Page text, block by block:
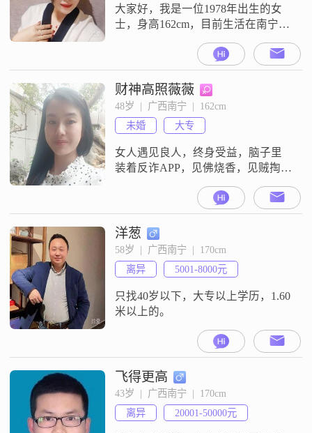
靠，与人交往时总能保持真诚和耐
心
大家好，我是一位1978年出生的女
士，身高162cm，目前生活在南宁。
我拥有大专学历，在一家不错的公
司工作，月收入在3001到5000元之
间。我性格温柔体贴，善解人意，
总是能站在别人的角度考虑问题。
我开朗爱笑，乐观积极，热爱生
活，无论遇到什么困难都能保持积
极向上的态度。我富有同理心，随
和易相处，喜欢用细腻的心思去感
受周
财神高照薇薇
48岁  |  广西南宁  |  162cm
未婚
大专
女人遇见良人，终身受益，脑子里
装着反诈APP，见佛烧香，见贼掏
盘，忠诚取决于筹码对等，忠诚自
己的内心。久处不厌，靠的是男人
担当人品，不管你是人是鬼，别试
探，只相信人性。让人打动人心的
是人品跟诚意，男人担当责任，非
诚勿扰。如您发了信件不回应，就
是答案。非诚勿扰
洋葱
58岁  |  广西南宁  |  170cm
离异
5001-8000元
只找40岁以下，大专以上学历，1.60
米以上的。
飞得更高
43岁  |  广西南宁  |  170cm
离异
20001-50000元